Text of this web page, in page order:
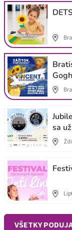
sa
VŠETKY